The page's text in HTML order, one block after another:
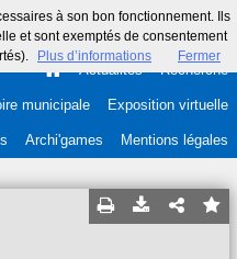
à son bon fonctionnement. Ils
et sont exemptés de consentement
Plus d’informations Fermer
Actualités Recherche
municipale Exposition virtuelle
Archi'games Mentions légales